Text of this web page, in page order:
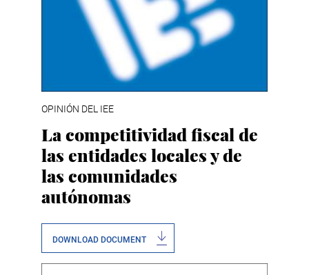
OPINIÓN DEL IEE
La competitividad fiscal de
las entidades locales y de
las comunidades
autónomas
DOWNLOAD DOCUMENT